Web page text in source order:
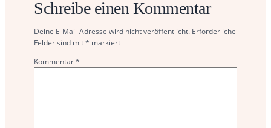
Schreibe einen Kommentar
Deine E-Mail-Adresse wird nicht veröffentlicht. Erforderliche
Felder sind mit* markiert
Kommentar*